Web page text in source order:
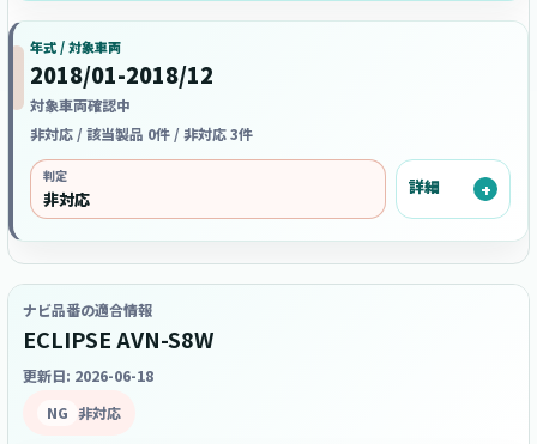
年式 / 対象車両
2018/01-2018/12
対象車両確認中
非対応 / 該当製品 0件 / 非対応 3件
判定
非対応
詳細
ナビ品番の適合情報
ECLIPSE AVN-S8W
更新日: 2026-06-18
NG 非対応